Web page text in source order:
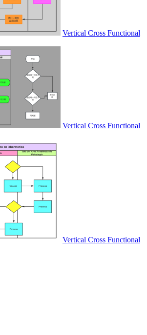
Vertical Cross Functional
Vertical Cross Functional
Vertical Cross Functional